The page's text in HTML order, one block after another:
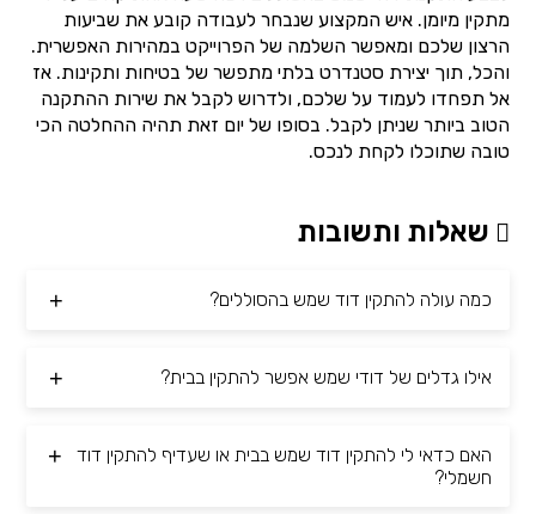
מתקין מיומן. איש המקצוע שנבחר לעבודה קובע את שביעות
הרצון שלכם ומאפשר השלמה של הפרוייקט במהירות האפשרית.
והכל, תוך יצירת סטנדרט בלתי מתפשר של בטיחות ותקינות. אז
אל תפחדו לעמוד על שלכם, ולדרוש לקבל את שירות ההתקנה
הטוב ביותר שניתן לקבל. בסופו של יום זאת תהיה ההחלטה הכי
טובה שתוכלו לקחת לנכס.
שאלות ותשובות
כמה עולה להתקין דוד שמש בהסוללים?
אילו גדלים של דודי שמש אפשר להתקין בבית?
האם כדאי לי להתקין דוד שמש בבית או שעדיף להתקין דוד
חשמלי?